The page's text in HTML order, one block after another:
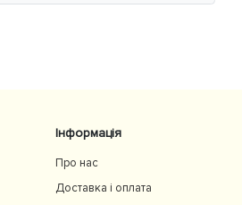
Інформація
Про нас
Доставка і оплата